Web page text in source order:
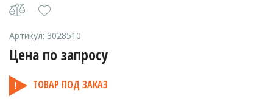
Артикул: 3028510
Цена по запросу
ТОВАР ПОД ЗАКАЗ